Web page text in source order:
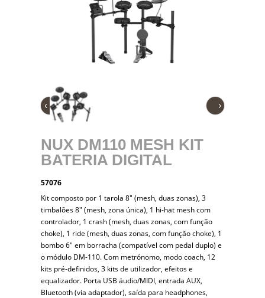
‹ ›
NUX DM110 MESH KIT
BATERIA DIGITAL
57076
Kit composto por 1 tarola 8″ (mesh, duas zonas), 3
timbalões 8″ (mesh, zona única), 1 hi-hat mesh com
controlador, 1 crash (mesh, duas zonas, com função
choke), 1 ride (mesh, duas zonas, com função choke), 1
bombo 6″ em borracha (compatível com pedal duplo) e
o módulo DM-110. Com metrónomo, modo coach, 12
kits pré-definidos, 3 kits de utilizador, efeitos e
equalizador. Porta USB áudio/MIDI, entrada AUX,
Bluetooth (via adaptador), saída para headphones,